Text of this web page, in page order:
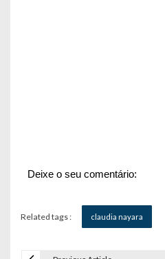
Deixe o seu comentário:
Related tags : claudia nayara